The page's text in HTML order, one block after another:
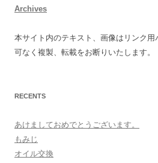
Archives
本サイト内のテキスト、画像はリンク
可なく複製、転載をお断りいたします。
RECENTS
あけましておめでとうございます。
もみじ
オイル交換